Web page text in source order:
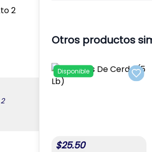
Otros productos
Add
Disponible
$25.50